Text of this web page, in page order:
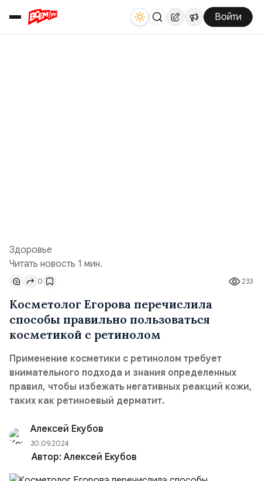
Войти
Здоровье
Читать новость 1 мин.
233
0
Косметолог Егорова перечислила
способы правильно пользоваться
косметикой с ретинолом
Применение косметики с ретинолом требует
внимательного подхода и знания определенных
правил, чтобы избежать негативных реакций кожи,
таких как ретиноевый дерматит.
Алексей Екубов
30.09.2024
Автор: Алексей Екубов